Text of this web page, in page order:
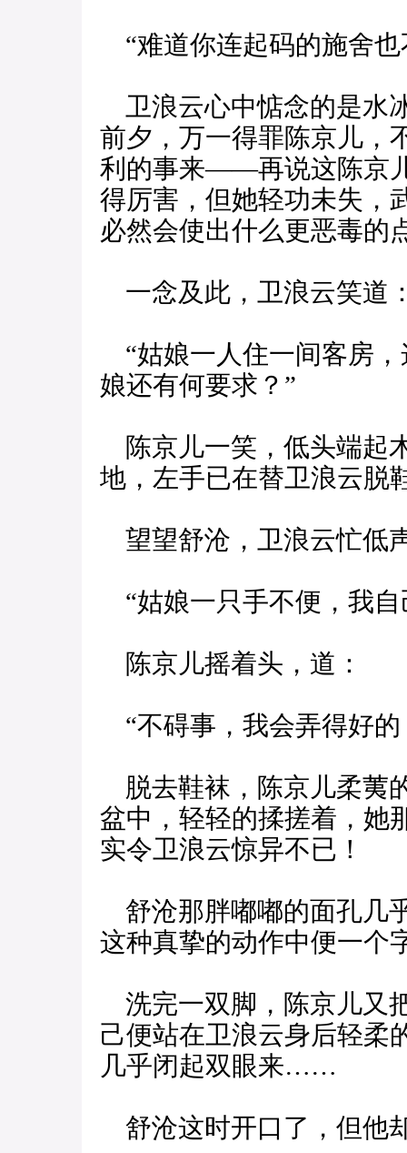
“难道你连起码的施舍
卫浪云心中惦念的是水
前夕，万一得罪陈京儿，
利的事来——再说这陈京
得厉害，但她轻功未失，
必然会使出什么更恶毒的
一念及此，卫浪云笑道
“姑娘一人住一间客房
娘还有何要求？”
陈京儿一笑，低头端起
地，左手已在替卫浪云
望望舒沧，卫浪云忙低
“姑娘一只手不便，我自
陈京儿摇着头，道：
“不碍事，我会弄得好的
脱去鞋袜，陈京儿柔荑
盆中，轻轻的揉搓着，她
实令卫浪云惊异不已！
舒沧那胖嘟嘟的面孔几
这种真挚的动作中便一个
洗完一双脚，陈京儿又
己便站在卫浪云身后轻柔
几乎闭起双眼来……
舒沧这时开口了，但他